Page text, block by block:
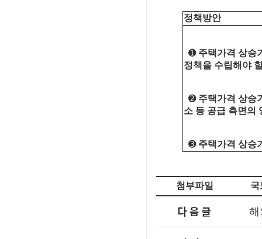
정책방안
➊주택가격 상승
정책을 수립해야
➋주택가격 상승
소 등 공급 측면의
➌주택가격 상승
첨부파일
해